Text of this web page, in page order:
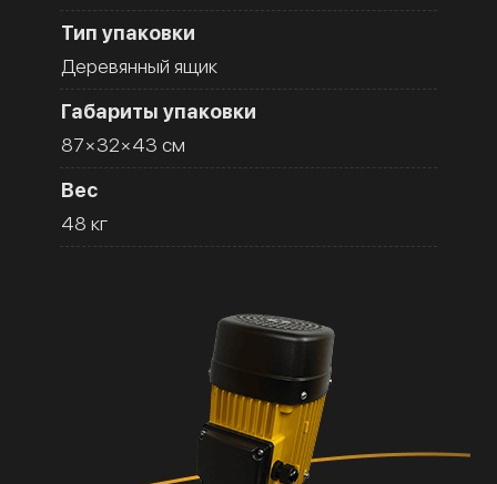
Тип упаковки
Деревянный ящик
Габариты упаковки
87×32×43 см
Вес
48 кг